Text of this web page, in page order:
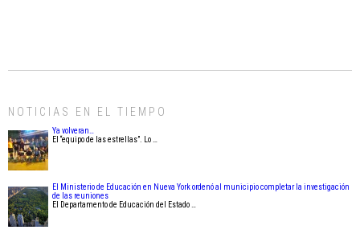
NOTICIAS EN EL TIEMPO
Ya volveran…
El “equipo de las estrellas”. Lo …
El Ministerio de Educación en Nueva York ordenó al municipio completar la investigación
de las reuniones
El Departamento de Educación del Estado …